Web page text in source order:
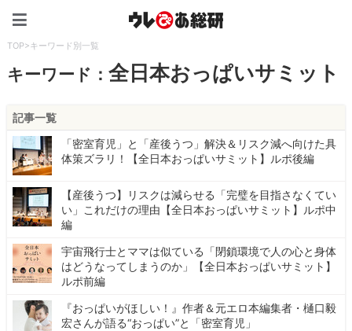
TOP>キーワード別一覧
キーワード：全日本おっぱいサミット
記事一覧
「密室育児」と「産後うつ」解決＆リスク減へ向けた具
体策ズラリ！【全日本おっぱいサミット】ルポ後編
【産後うつ】リスクは減らせる「完璧を目指さなくてい
い」これだけの理由【全日本おっぱいサミット】ルポ中
編
宇宙飛行士とママは似ている「閉鎖環境で人の心と身体
はどうなってしまうのか」【全日本おっぱいサミット】
ルポ前編
『おっぱいがほしい！』作者＆元エロ本編集者・樋口毅
宏さんが語る“おっぱい”と「密室育児」